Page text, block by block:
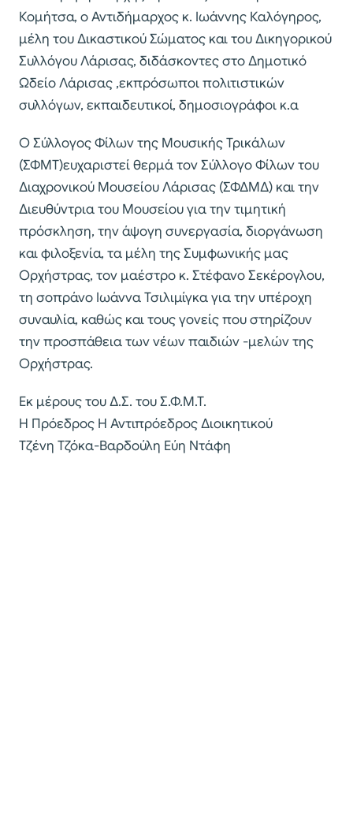
Κομήτσα, ο Αντιδήμαρχος κ. Ιωάννης Καλόγηρος,
μέλη του Δικαστικού Σώματος και του Δικηγορικού
Συλλόγου Λάρισας, διδάσκοντες στο Δημοτικό
Ωδείο Λάρισας ,εκπρόσωποι πολιτιστικών
συλλόγων, εκπαιδευτικοί, δημοσιογράφοι κ.α
Ο Σύλλογος Φίλων της Μουσικής Τρικάλων
(ΣΦΜΤ)ευχαριστεί θερμά τον Σύλλογο Φίλων του
Διαχρονικού Μουσείου Λάρισας (ΣΦΔΜΔ) και την
Διευθύντρια του Μουσείου για την τιμητική
πρόσκληση, την άψογη συνεργασία, διοργάνωση
και φιλοξενία, τα μέλη της Συμφωνικής μας
Ορχήστρας, τον μαέστρο κ. Στέφανο Σεκέρογλου,
τη σοπράνο Ιωάννα Τσιλιμίγκα για την υπέροχη
συναυλία, καθώς και τους γονείς που στηρίζουν
την προσπάθεια των νέων παιδιών -μελών της
Ορχήστρας.
Εκ μέρους του Δ.Σ. του Σ.Φ.Μ.Τ.
Η Πρόεδρος Η Αντιπρόεδρος Διοικητικού
Τζένη Τζόκα-Βαρδούλη Εύη Ντάφη